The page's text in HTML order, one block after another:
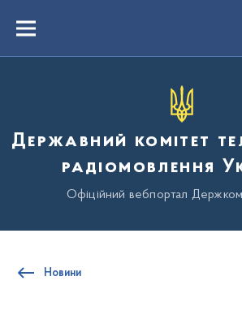
вмістуMenu
Державний комітет
радіомовлення
Офіційний вебпортал
Новини